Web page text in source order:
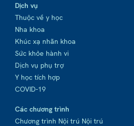
Dịch vụ
Thuộc về y học
Nha khoa
Khúc xạ nhãn khoa
Sức khỏe hành vi
Dịch vụ phụ trợ
Y học tích hợp
COVID-19
Các chương trình
Chương trình Nội trú Nội trú